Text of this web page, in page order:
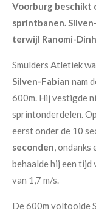
Voorburg beschikt
sprintbanen.
terwijl Ranomi-
Smulders Atletiek
Silven-Fabian nam
600m. Hij vestigde
sprintonderdelen.
eerst onder de 10
seconden, ondanks
behaalde hij een tijd
van 1,7 m/s.
De 600m voltooide